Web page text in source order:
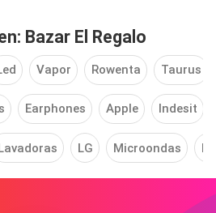
Bazar El Regalo
Vapor Rowenta Taurus
Earphones Apple Indesit
LG Microondas